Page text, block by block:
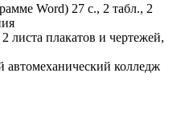
Word) 27 с., 2 табл., 2
листа плакатов и чертежей,
колледж